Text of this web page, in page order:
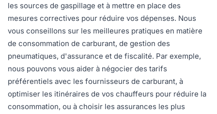
les sources de gaspillage et à mettre en place des
mesures correctives pour réduire vos dépenses. Nous
vous conseillons sur les meilleures pratiques en matière
de consommation de carburant, de gestion des
pneumatiques, d'assurance et de fiscalité. Par exemple,
nous pouvons vous aider à négocier des tarifs
préférentiels avec les fournisseurs de carburant, à
optimiser les itinéraires de vos chauffeurs pour réduire la
consommation, ou à choisir les assurances les plus